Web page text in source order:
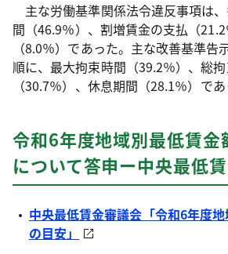
主な労働基準関係法令違反事項は
間（46.9％）、割増賃金の支払（
（8.0％）であった。主な改善基準告
順に、最大拘束時間（39.2％）、総
（30.7％）、休息期間（28.1％）であ
令和6年度地域別最低賃金
について答申ー中央最低
中央最低賃金審議会「令和6年度
の目安」